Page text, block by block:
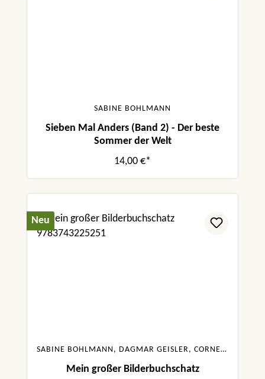
SABINE BOHLMANN
Sieben Mal Anders (Band 2) - Der beste
Sommer der Welt
14,00 €*
Neu
SABINE BOHLMANN, DAGMAR GEISLER, CORNELIA FUNKE, SASKIA HULA, JULIA BOEHME, URSULA POZNANSKI
Mein großer Bilderbuchschatz